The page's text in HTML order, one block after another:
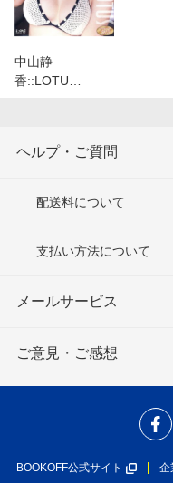
中山静
香::LOTU…
ヘルプ・ご質問
配送料について
支払い方法について
メールサービス
ご意見・ご感想
BOOKOFF公式サイト 企